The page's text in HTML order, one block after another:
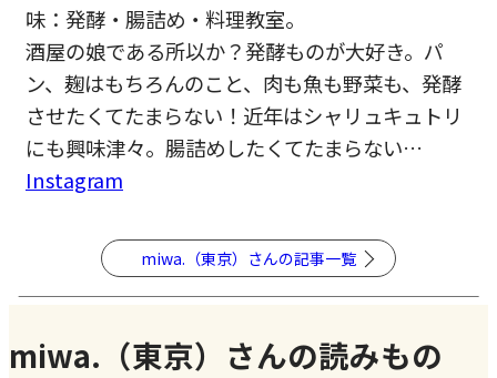
味：発酵・腸詰め・料理教室。
酒屋の娘である所以か？発酵ものが大好き。パ
ン、麹はもちろんのこと、肉も魚も野菜も、発酵
させたくてたまらない！近年はシャリュキュトリ
にも興味津々。腸詰めしたくてたまらない…
Instagram
miwa.（東京）さんの記事一覧
miwa.（東京）さんの読みもの